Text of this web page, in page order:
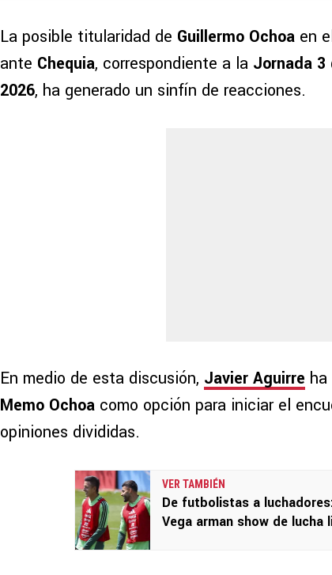
La posible titularidad de Guillermo Ochoa en
ante Chequia, correspondiente a la Jornada 3
2026, ha generado un sinfín de reacciones.
En medio de esta discusión, Javier Aguirre
Memo Ochoa como opción para iniciar el
opiniones divididas.
VER TAMBIÉN
De futbolistas a
Vega arman show de